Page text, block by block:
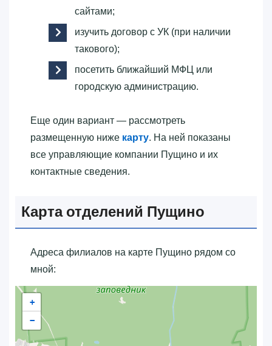
сайтами;
изучить договор с УК (при наличии
такового);
посетить ближайший МФЦ или
городскую администрацию.
Еще один вариант — рассмотреть
размещенную ниже карту. На ней показаны
все управляющие компании Пущино и их
контактные сведения.
Карта отделений Пущино
Адреса филиалов на карте Пущино рядом со
мной:
+
−